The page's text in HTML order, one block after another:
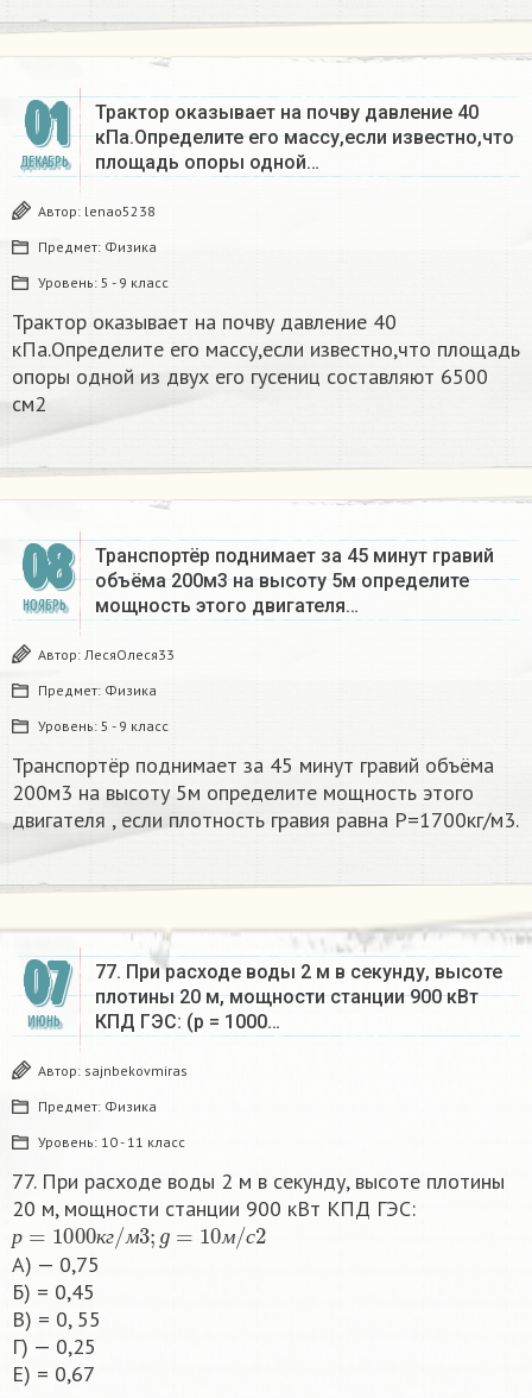
01
ДЕКАБРЬ
Трактор оказывает на почву давление 40
кПа.Определите его массу,если известно,что
площадь опоры одной…
Автор: lenao5238
Предмет: Физика
Уровень: 5 - 9 класс
Трактор оказывает на почву давление 40
кПа.Определите его массу,если известно,что площадь
опоры одной из двух его гусениц составляют 6500
см2
08
НОЯБРЬ
Транспортёр поднимает за 45 минут гравий
объёма 200м3 на высоту 5м определите
мощность этого двигателя…
Автор: ЛесяОлеся33
Предмет: Физика
Уровень: 5 - 9 класс
Транспортёр поднимает за 45 минут гравий объёма
200м3 на высоту 5м определите мощность этого
двигателя , если плотность гравия равна P=1700кг/м3.
07
ИЮНЬ
77. При расходе воды 2 м в секунду, высоте
плотины 20 м, мощности станции 900 кВт
КПД ГЭС: (р = 1000…
Автор: sajnbekovmiras
Предмет: Физика
Уровень: 10 - 11 класс
77. При расходе воды 2 м в секунду, высоте плотины
20 м, мощности станции 900 кВт КПД ГЭС:
р кг м м с
р= 1000кг/м3;g= 10м/с2
А) — 0,75
Б) = 0,45
В) = 0, 55
Г) — 0,25
Е) = 0,67